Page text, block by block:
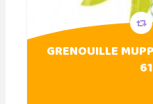
GRENOUILLE